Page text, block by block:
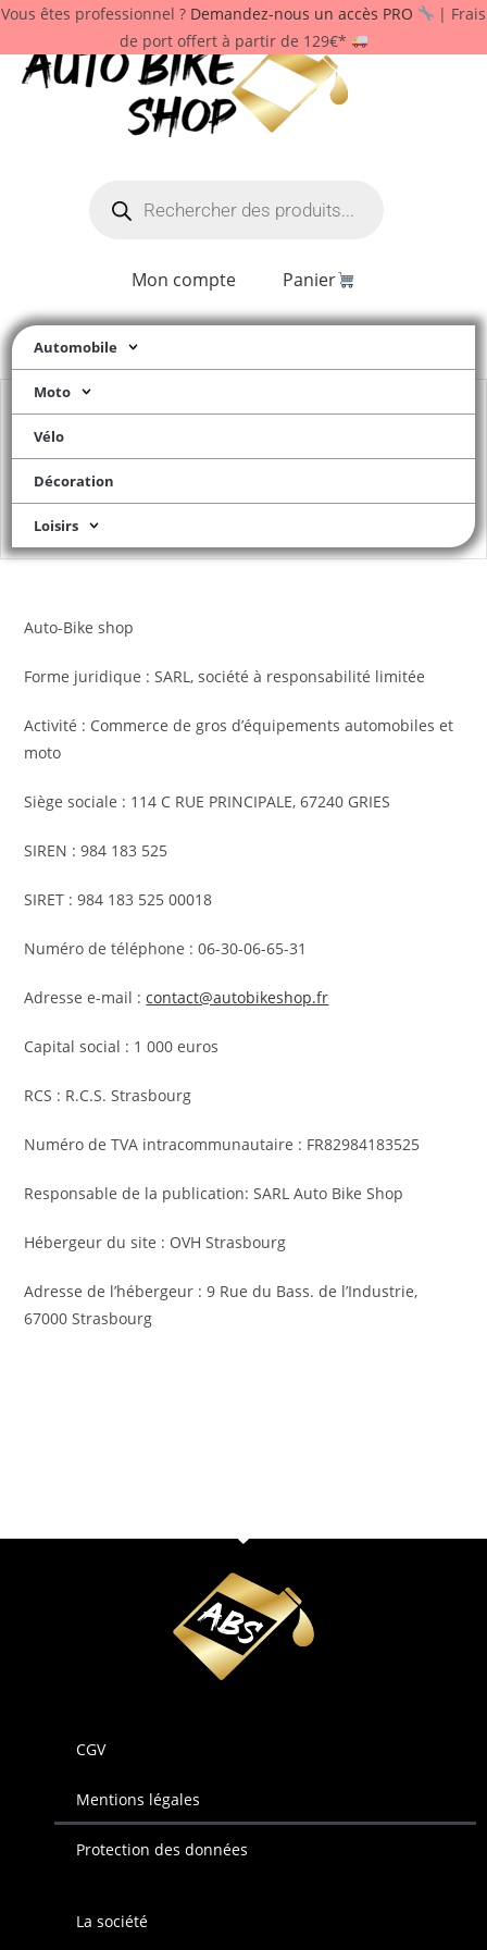
Vous êtes professionnel ? Demandez-nous un accès PRO
| Frais
de port offert à partir de 129€*
Mon compte Panier
Automobile
Moto
Vélo
Décoration
Loisirs
Auto-Bike shop
Forme juridique : SARL, société à responsabilité limitée
Activité : Commerce de gros d’équipements automobiles et
moto
Siège sociale : 114 C RUE PRINCIPALE, 67240 GRIES
SIREN : 984 183 525
SIRET : 984 183 525 00018
Numéro de téléphone : 06-30-06-65-31
Adresse e-mail :contact@autobikeshop.fr
Capital social : 1 000 euros
RCS : R.C.S. Strasbourg
Numéro de TVA intracommunautaire : FR82984183525
Responsable de la publication: SARL Auto Bike Shop
Hébergeur du site : OVH Strasbourg
Adresse de l’hébergeur : 9 Rue du Bass. de l’Industrie,
67000 Strasbourg
CGV
Mentions légales
Protection des données
La société